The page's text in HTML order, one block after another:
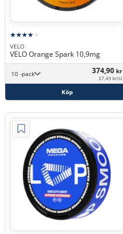
VELO
VELO Orange Spark 10,9mg
10 -pack 374,90 kr
37,49 kr/st
Köp